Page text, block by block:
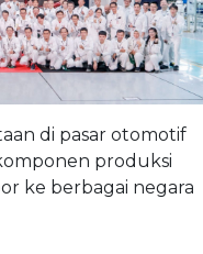
di pasar otomotif
produksi
ke berbagai negara